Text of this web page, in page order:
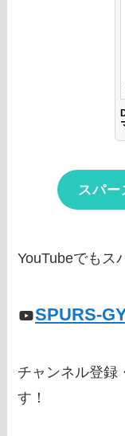
スパ
YouTubeでもス
SPURS-
チャンネル登録
す！